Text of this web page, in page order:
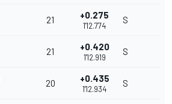
21 +0.275
1'12.774
S
21 +0.420
1'12.919
S
20 +0.435
1'12.934
S